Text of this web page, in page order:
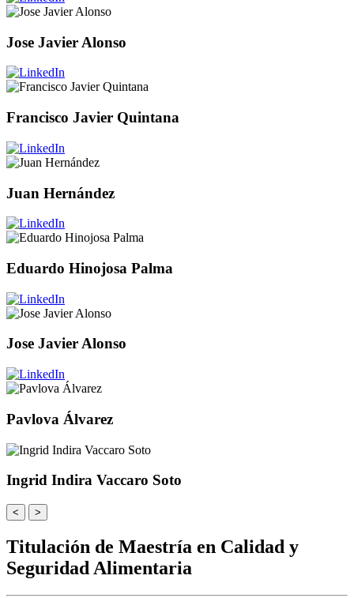
Jose Javier Alonso
Francisco Javier Quintana
Juan Hernández
Eduardo Hinojosa Palma
Jose Javier Alonso
Pavlova Álvarez
Ingrid Indira Vaccaro Soto
< >
Titulación de Maestría en Calidad y
Seguridad Alimentaria